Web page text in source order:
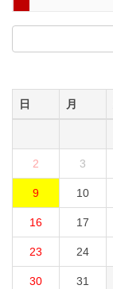
日 月
2 3
9 10
16 17
23 24
30 31